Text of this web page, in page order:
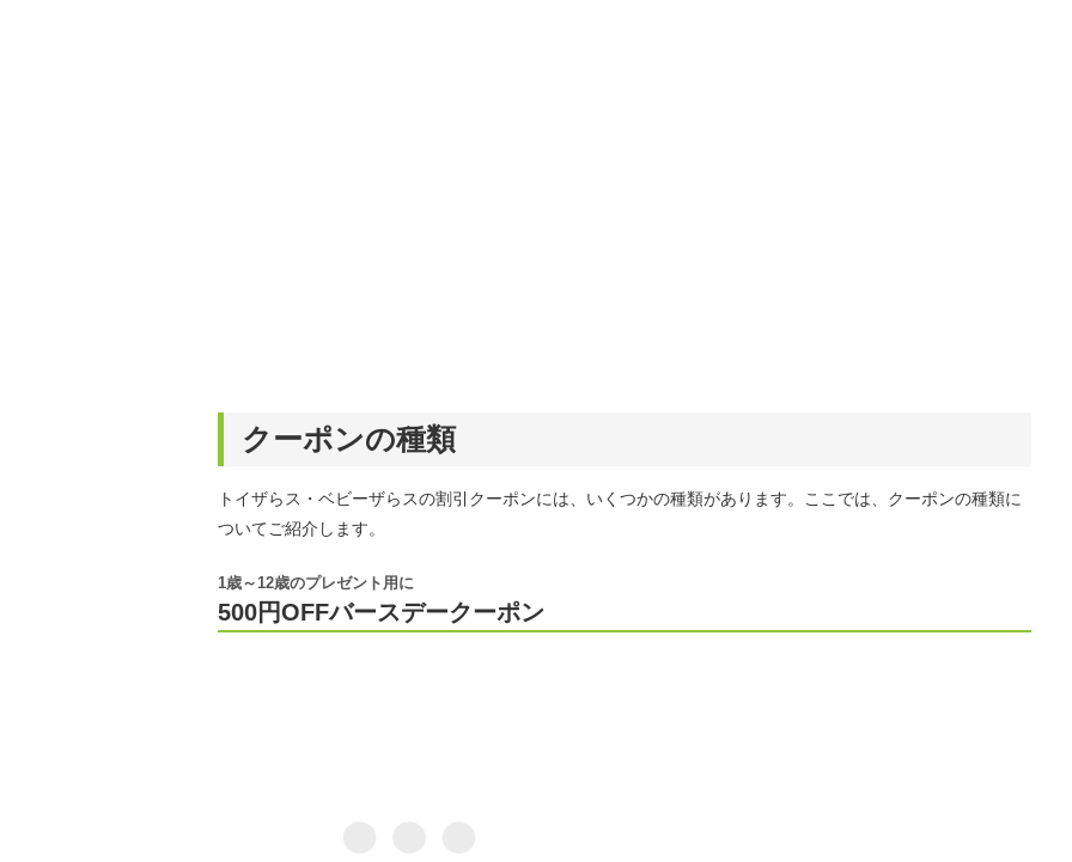
クーポンの種類
トイザらス・ベビーザらスの割引クーポンには、いくつかの種類があります。ここでは、クーポンの種類に
ついてご紹介します。
500円OFFバースデークーポン
1歳～12歳のプレゼント用に